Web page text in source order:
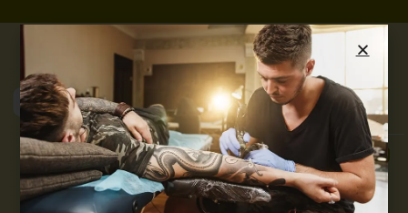
Max Signorello
Tattoo Supply
TUTTO PER IL TUO
TATTOO STUDIO